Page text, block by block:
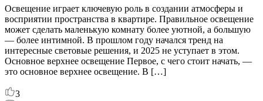
Освещение играет ключевую роль в создании атмосферы и
восприятии пространства в квартире. Правильное освещение
может сделать маленькую комнату более уютной, а большую
— более интимной. В прошлом году начался тренд на
интересные световые решения, и 2025 не уступает в этом.
Основное верхнее освещение Первое, с чего стоит начать, —
это основное верхнее освещение. В […]
3